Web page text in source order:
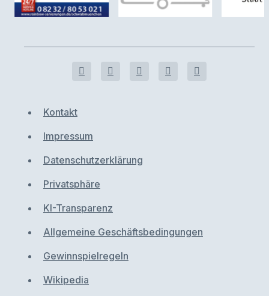
Kontakt
Impressum
Datenschutzerklärung
Privatsphäre
KI-Transparenz
Allgemeine Geschäftsbedingungen
Gewinnspielregeln
Wikipedia